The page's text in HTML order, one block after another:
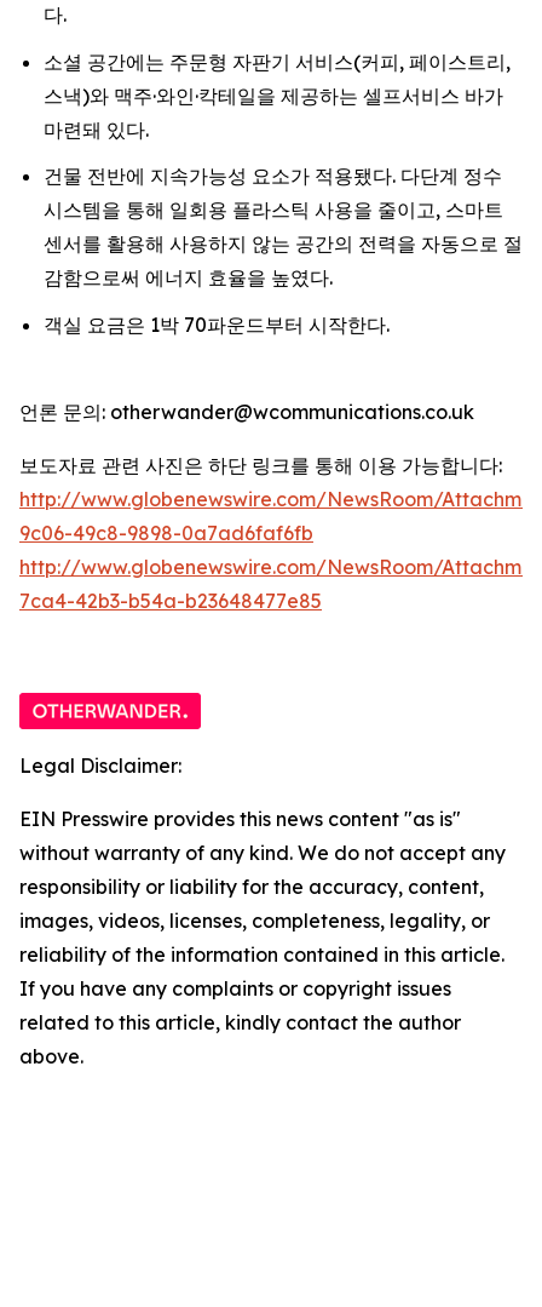
다.
소셜 공간에는 주문형 자판기 서비스(커피, 페이스트리,
스낵)와 맥주·와인·칵테일을 제공하는 셀프서비스 바가
마련돼 있다.
건물 전반에 지속가능성 요소가 적용됐다. 다단계 정수
시스템을 통해 일회용 플라스틱 사용을 줄이고, 스마트
센서를 활용해 사용하지 않는 공간의 전력을 자동으로 절
감함으로써 에너지 효율을 높였다.
객실 요금은 1박 70파운드부터 시작한다.
언론 문의: otherwander@wcommunications.co.uk
보도자료 관련 사진은 하단 링크를 통해 이용 가능합니다:
http://www.globenewswire.com/NewsRoom/
9c06-49c8-9898-0a7ad6faf6fb
http://www.globenewswire.com/NewsRoom/
7ca4-42b3-b54a-b23648477e85
Legal Disclaimer:
EIN Presswire provides this news content "as is"
without warranty of any kind. We do not accept any
responsibility or liability for the accuracy, content,
images, videos, licenses, completeness, legality, or
reliability of the information contained in this article.
If you have any complaints or copyright issues
related to this article, kindly contact the author
above.